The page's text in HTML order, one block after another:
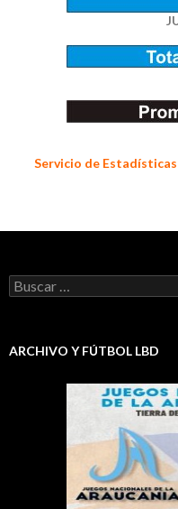
Servicio de
Buscar:
ARCHIVO Y FÚTBOL LBD